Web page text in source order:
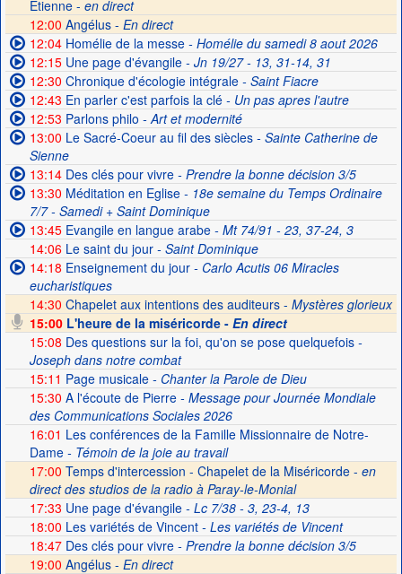
Étienne - en direct
12:00 Angélus - En direct
12:04Homélie de la messe- Homélie du samedi 8 aout 2026
12:15Une page d'évangile- Jn 19/27 - 13, 31-14, 31
12:30 Chronique d'écologie intégrale- Saint Fiacre
12:43 En parler c'est parfois la clé- Un pas apres l'autre
12:53 Parlons philo - Art et modernité
13:00 Le Sacré-Coeur au fil des siècles- Sainte Catherine de
Sienne
13:14Des clés pour vivre- Prendre la bonne décision 3/5
13:30 Méditation en Eglise- 18e semaine du Temps Ordinaire
7/7 - Samedi + Saint Dominique
13:45Evangile en langue arabe- Mt 74/91 - 23, 37-24, 3
14:06Le saint du jour- Saint Dominique
14:18 Enseignement du jour- Carlo Acutis 06 Miracles
eucharistiques
14:30 Chapelet aux intentions des auditeurs - Mystères glorieux
15:00L'heure de la miséricorde - En direct
15:08 Des questions sur la foi, qu'on se pose quelquefois-
Joseph dans notre combat
15:11 Page musicale- Chanter la Parole de Dieu
15:30 A l'écoute de Pierre- Message pour Journée Mondiale
des Communications Sociales 2026
16:01 Les conférences de la Famille Missionnaire de Notre-
Dame- Témoin de la joie au travail
17:00 Temps d'intercession - Chapelet de la Miséricorde - en
direct des studios de la radio à Paray-le-Monial
17:33 Une page d'évangile- Lc 7/38 - 3, 23-4, 13
18:00 Les variétés de Vincent- Les variétés de Vincent
18:47Des clés pour vivre- Prendre la bonne décision 3/5
19:00 Angélus - En direct